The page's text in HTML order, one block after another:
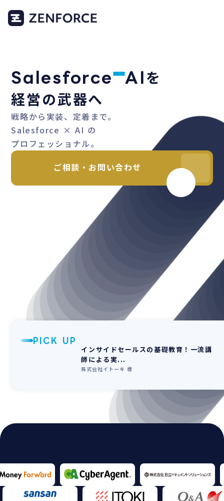
Salesforce AI を
経営の武器へ
戦略から実装、定着まで。
Salesforce × AI の
プロフェッショナル。
ご相談・お問い合わせ
PICK UP
インサイドセールスの基礎教育！一流講
師による実...
株式会社イトーキ 様